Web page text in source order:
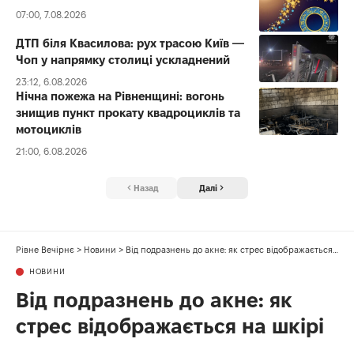
07:00, 7.08.2026
ДТП біля Квасилова: рух трасою Київ —
Чоп у напрямку столиці ускладнений
23:12, 6.08.2026
Нічна пожежа на Рівненщині: вогонь
знищив пункт прокату квадроциклів та
мотоциклів
21:00, 6.08.2026
Назад Далі
Рівне Вечірнє > Новини > Від подразнень до акне: як стрес відображається на шкірі
НОВИНИ
Від подразнень до акне: як
стрес відображається на шкірі